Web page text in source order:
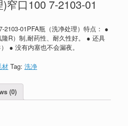
窄口100 7-2103-01
2103-01PFA瓶（洗净处理）特点： ●
R）制,耐药性、耐久性好。 ● 还具
● 没有内塞也不会漏夜。
材 Tag: 洗净
(0)